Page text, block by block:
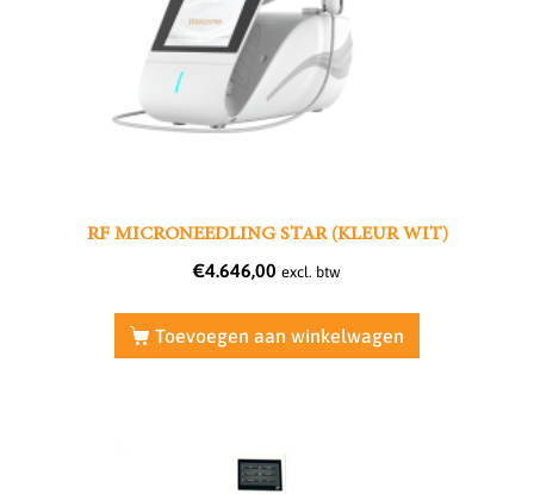
RF MICRONEEDLING STAR (KLEUR WIT)
€4.646,00 excl. btw
Toevoegen aan winkelwagen